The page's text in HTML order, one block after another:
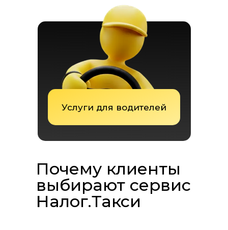
Услуги для водителей
Почему клиенты
выбирают сервис
Налог.Такси